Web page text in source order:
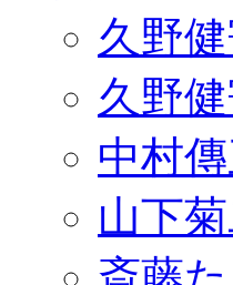
久野
久野
中村
山下